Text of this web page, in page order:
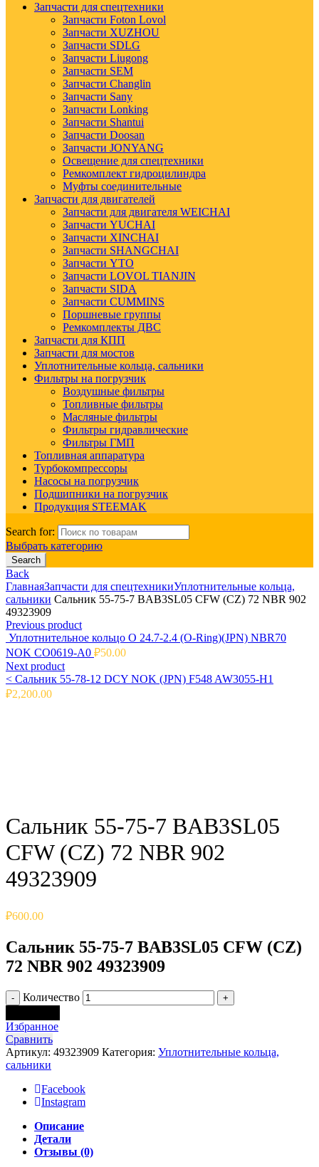
Запчасти для спецтехники
Запчасти Foton Lovol
Запчасти XUZHOU
Запчасти SDLG
Запчасти Liugong
Запчасти SEM
Запчасти Changlin
Запчасти Sany
Запчасти Lonking
Запчасти Shantui
Запчасти Doosan
Запчасти JONYANG
Освещение для спецтехники
Ремкомплект гидроцилиндра
Муфты соединительные
Запчасти для двигателей
Запчасти для двигателя WEICHAI
Запчасти YUCHAI
Запчасти XINCHAI
Запчасти SHANGCHAI
Запчасти YTO
Запчасти LOVOL TIANJIN
Запчасти SIDA
Запчасти CUMMINS
Поршневые группы
Ремкомплекты ДВС
Запчасти для КПП
Запчасти для мостов
Уплотнительные кольца, сальники
Фильтры на погрузчик
Воздушные фильтры
Топливные фильтры
Масляные фильтры
Фильтры гидравлические
Фильтры ГМП
Топливная аппаратура
Турбокомпрессоры
Насосы на погрузчик
Подшипники на погрузчик
Продукция STEEMAK
Search for:
Выбрать категорию
Search
Back
ГлавнаяЗапчасти для спецтехникиУплотнительные кольца,
сальники Сальник 55-75-7 BAB3SL05 CFW (CZ) 72 NBR 902
49323909
Previous product
Уплотнительное кольцо O 24.7-2.4 (O-Ring)(JPN) NBR70
NOK CO0619-A0 ₽50.00
Next product
< Сальник 55-78-12 DCY NOK (JPN) F548 AW3055-H1
₽2,200.00
Сальник 55-75-7 BAB3SL05
CFW (CZ) 72 NBR 902
49323909
₽600.00
Сальник 55-75-7 BAB3SL05 CFW (CZ)
72 NBR 902 49323909
Количество
Избранное
Сравнить
Артикул: 49323909 Категория: Уплотнительные кольца,
сальники
Facebook
Instagram
Описание
Детали
Отзывы (0)